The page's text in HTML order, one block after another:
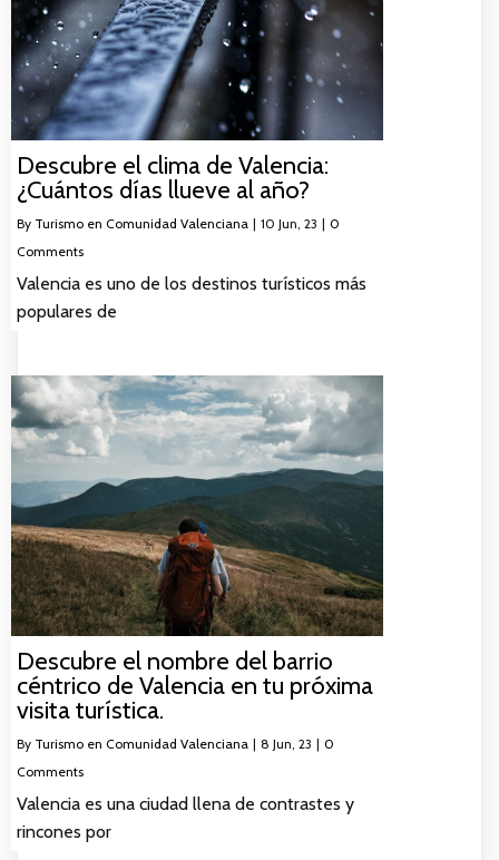
Descubre el clima de Valencia:
¿Cuántos días llueve al año?
By Turismo en Comunidad Valenciana | 10 Jun, 23 | 0
Comments
Valencia es uno de los destinos turísticos más
populares de
Descubre el nombre del barrio
céntrico de Valencia en tu próxima
visita turística.
By Turismo en Comunidad Valenciana | 8 Jun, 23 | 0
Comments
Valencia es una ciudad llena de contrastes y
rincones por